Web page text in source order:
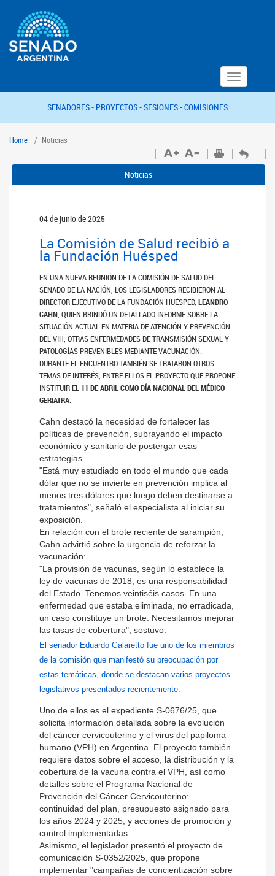
Toggle
navigation
SENADORES - PROYECTOS -SESIONES -COMISIONES
Home Noticias
Noticias
04 de junio de 2025
La Comisión de Salud recibió a
la Fundación Huésped
EN UNA NUEVA REUNIÓN DE LA COMISIÓN DE SALUD DEL
SENADO DE LA NACIÓN, LOS LEGISLADORES RECIBIERON AL
DIRECTOR EJECUTIVO DE LA FUNDACIÓN HUÉSPED, LEANDRO
CAHN, QUIEN BRINDÓ UN DETALLADO INFORME SOBRE LA
SITUACIÓN ACTUAL EN MATERIA DE ATENCIÓN Y PREVENCIÓN
DEL VIH, OTRAS ENFERMEDADES DE TRANSMISIÓN SEXUAL Y
PATOLOGÍAS PREVENIBLES MEDIANTE VACUNACIÓN.
DURANTE EL ENCUENTRO TAMBIÉN SE TRATARON OTROS
TEMAS DE INTERÉS, ENTRE ELLOS EL PROYECTO QUE PROPONE
INSTITUIR EL11 DE ABRIL COMO DÍA NACIONAL DEL MÉDICO
GERIATRA.
Cahn destacó la necesidad de fortalecer las
políticas de prevención, subrayando el impacto
económico y sanitario de postergar esas
estrategias.
"Está muy estudiado en todo el mundo que cada
dólar que no se invierte en prevención implica al
menos tres dólares que luego deben destinarse a
tratamientos", señaló el especialista al iniciar su
exposición.
En relación con el brote reciente de sarampión,
Cahn advirtió sobre la urgencia de reforzar la
vacunación:
"La provisión de vacunas, según lo establece la
ley de vacunas de 2018, es una responsabilidad
del Estado. Tenemos veintiséis casos. En una
enfermedad que estaba eliminada, no erradicada,
un caso constituye un brote. Necesitamos mejorar
las tasas de cobertura", sostuvo.
El senador Eduardo Galaretto fue uno de los miembros
de la comisión que manifestó su preocupación por
estas temáticas, donde se destacan varios proyectos
legislativos presentados recientemente.
Uno de ellos es el expediente S-0676/25, que
solicita información detallada sobre la evolución
del cáncer cervicouterino y el virus del papiloma
humano (VPH) en Argentina. El proyecto también
requiere datos sobre el acceso, la distribución y la
cobertura de la vacuna contra el VPH, así como
detalles sobre el Programa Nacional de
Prevención del Cáncer Cervicouterino:
continuidad del plan, presupuesto asignado para
los años 2024 y 2025, y acciones de promoción y
control implementadas.
Asimismo, el legislador presentó el proyecto de
comunicación S-0352/2025, que propone
implementar "campañas de concientización sobre